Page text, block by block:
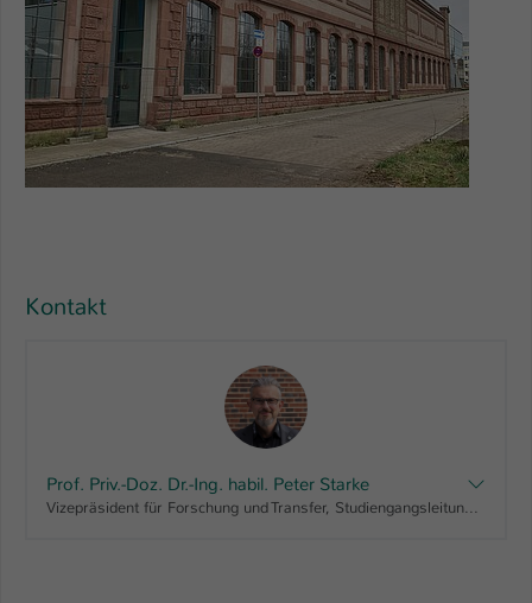
Kontakt
Prof. Priv.-Doz. Dr.-Ing. habil. Peter Starke
Vizepräsident für Forschung und Transfer, Studiengangsleitung "Maschinenbau, Bachelor", Fachbereichsrat AING